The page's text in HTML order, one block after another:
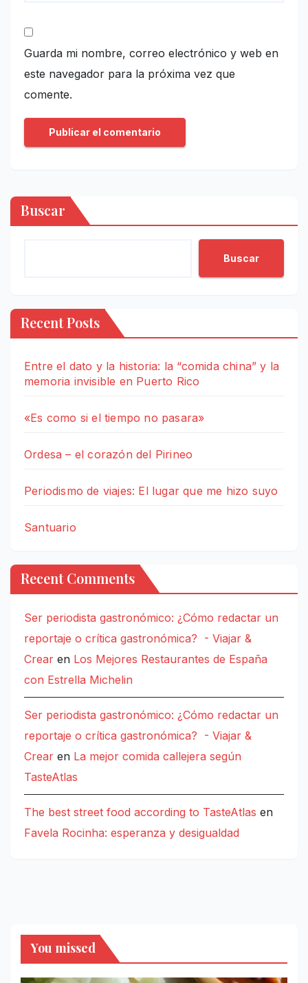
Guarda mi nombre, correo electrónico y web en
este navegador para la próxima vez que
comente.
Buscar
Buscar
Recent Posts
Entre el dato y la historia: la “comida china” y la
memoria invisible en Puerto Rico
«Es como si el tiempo no pasara»
Ordesa – el corazón del Pirineo
Periodismo de viajes: El lugar que me hizo suyo
Santuario
Recent Comments
Ser periodista gastronómico: ¿Cómo redactar un
reportaje o crítica gastronómica? - Viajar &
Crear en Los Mejores Restaurantes de España
con Estrella Michelin
Ser periodista gastronómico: ¿Cómo redactar un
reportaje o crítica gastronómica? - Viajar &
Crear en La mejor comida callejera según
TasteAtlas
The best street food according to TasteAtlas en
Favela Rocinha: esperanza y desigualdad
You missed